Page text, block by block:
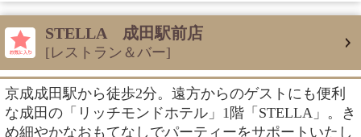
STELLA 成田駅前店
[レストラン＆バー]
京成成田駅から徒歩2分。遠方からのゲストにも便利
な成田の「リッチモンドホテル」1階「STELLA」。き
め細やかなおもてなしでパーティーをサポートいたし